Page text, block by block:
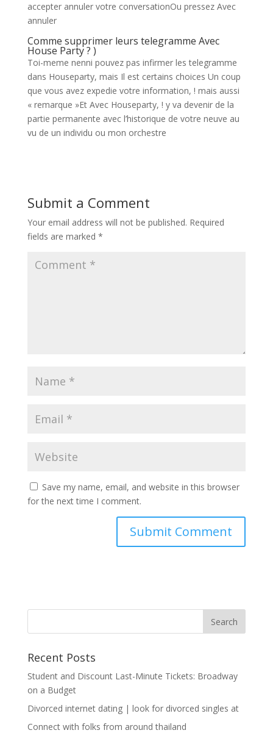
accepter annuler votre conversationOu pressez Avec
annuler
Comme supprimer leurs telegramme Avec
House Party ? )
Toi-meme nenni pouvez pas infirmer les telegramme
dans Houseparty, mais Il est certains choices Un coup
que vous avez expedie votre information, ! mais aussi
« remarque »Et Avec Houseparty, ! y va devenir de la
partie permanente avec l’historique de votre neuve au
vu de un individu ou mon orchestre
Submit a Comment
Your email address will not be published. Required
fields are marked *
Save my name, email, and website in this browser
for the next time I comment.
Recent Posts
Student and Discount Last-Minute Tickets: Broadway
on a Budget
Divorced internet dating | look for divorced singles at
Connect with folks from around thailand